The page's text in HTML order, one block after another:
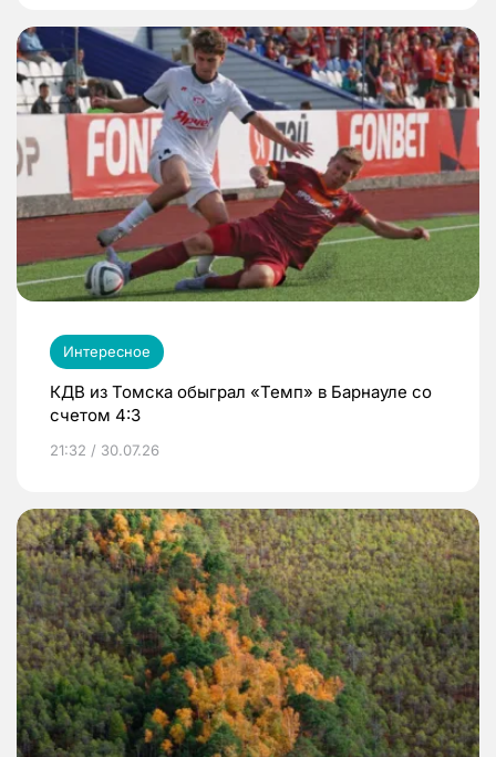
Интересное
КДВ из Томска обыграл «Темп» в Барнауле со
счетом 4:3
21:32 / 30.07.26